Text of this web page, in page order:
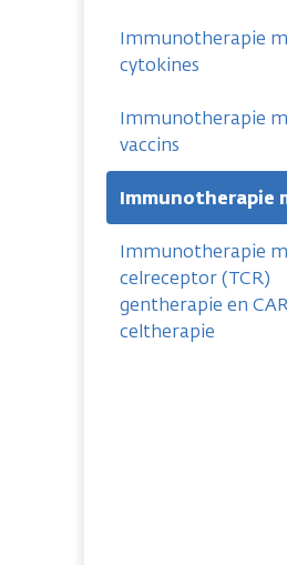
Immunotherapie
cytokines
Immunotherapie
vaccins
Immunotherapie
Immunotherapie
celreceptor (TCR)
gentherapie en
celtherapie